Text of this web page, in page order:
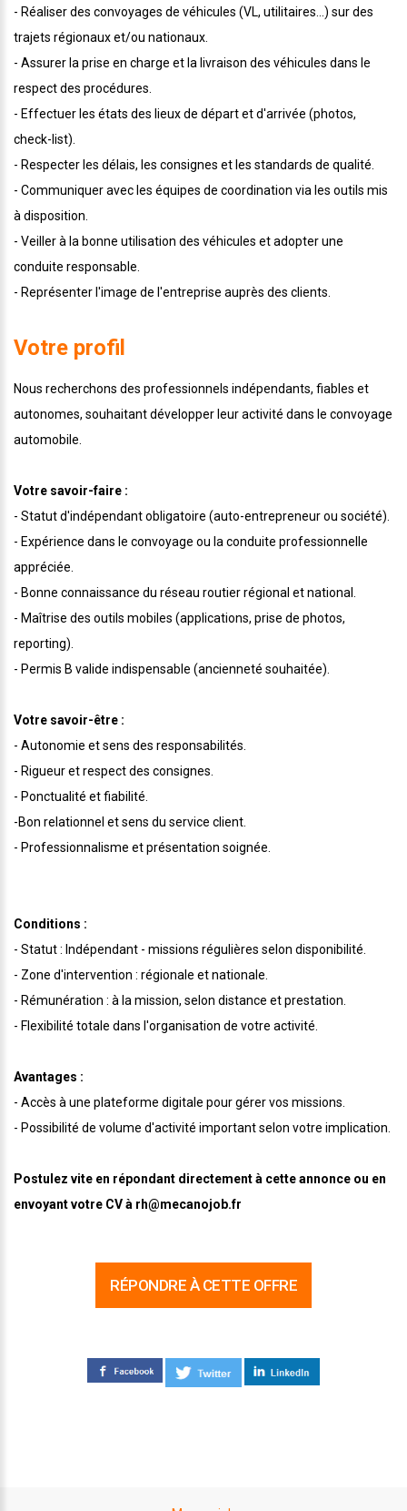
- Réaliser des convoyages de véhicules (VL, utilitaires...) sur des
trajets régionaux et/ou nationaux.
- Assurer la prise en charge et la livraison des véhicules dans le
respect des procédures.
- Effectuer les états des lieux de départ et d'arrivée (photos,
check-list).
- Respecter les délais, les consignes et les standards de qualité.
- Communiquer avec les équipes de coordination via les outils mis
à disposition.
- Veiller à la bonne utilisation des véhicules et adopter une
conduite responsable.
- Représenter l'image de l'entreprise auprès des clients.
Votre profil
Nous recherchons des professionnels indépendants, fiables et
autonomes, souhaitant développer leur activité dans le convoyage
automobile.
Votre savoir-faire :
- Statut d'indépendant obligatoire (auto-entrepreneur ou société).
- Expérience dans le convoyage ou la conduite professionnelle
appréciée.
- Bonne connaissance du réseau routier régional et national.
- Maîtrise des outils mobiles (applications, prise de photos,
reporting).
- Permis B valide indispensable (ancienneté souhaitée).
Votre savoir-être :
- Autonomie et sens des responsabilités.
- Rigueur et respect des consignes.
- Ponctualité et fiabilité.
-Bon relationnel et sens du service client.
- Professionnalisme et présentation soignée.
Conditions :
- Statut : Indépendant - missions régulières selon disponibilité.
- Zone d'intervention : régionale et nationale.
- Rémunération : à la mission, selon distance et prestation.
- Flexibilité totale dans l'organisation de votre activité.
Avantages :
- Accès à une plateforme digitale pour gérer vos missions.
- Possibilité de volume d'activité important selon votre implication.
Postulez vite en répondant directement à cette annonce ou en
envoyant votre CV à rh@mecanojob.fr
RÉPONDRE À CETTE OFFRE